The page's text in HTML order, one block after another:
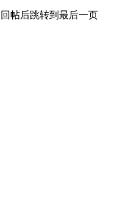
回帖后跳转到最后一页